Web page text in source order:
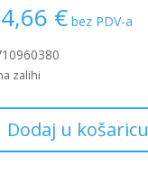
€ bez PDV-a
zalihi
Dodaj u košaricu